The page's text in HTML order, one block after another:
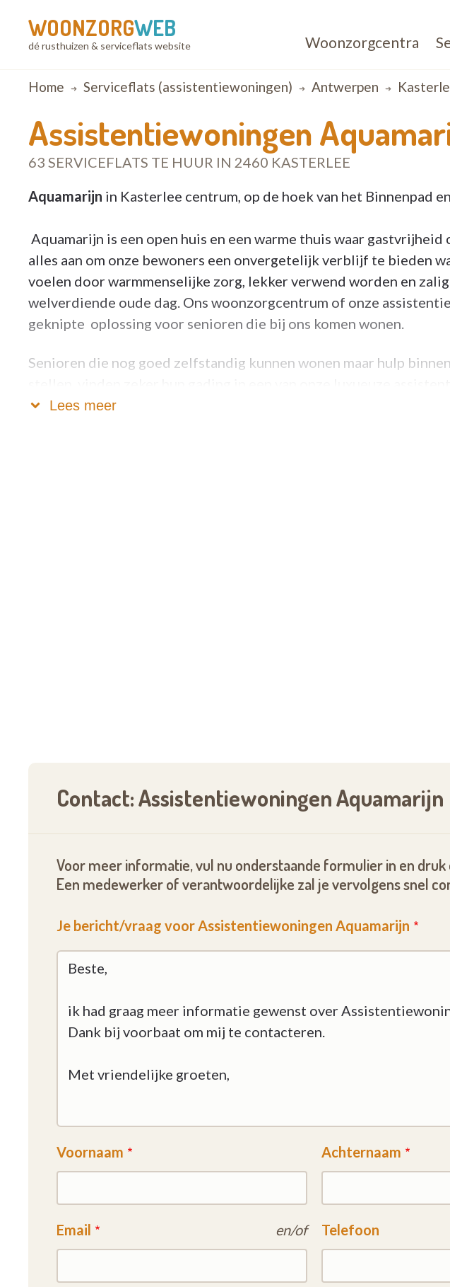
WOONZORGWEB
dé rusthuizen & serviceflats website Woonzorgcentra
Breadcrumb
Home Serviceflats (assistentiewoningen) Antwerpen
Assistentiewoningen
63 SERVICEFLATS TE HUUR IN 2460 KASTERLEE
Aquamarijn in Kasterlee centrum, op de hoek van het Binnenpad
Aquamarijn is een open huis en een warme thuis waar
alles aan om onze bewoners een onvergetelijk verblijf te bieden
voelen door warmmenselijke zorg, lekker verwend worden en
welverdiende oude dag. Ons woonzorgcentrum of onze
geknipte oplossing voor senioren die bij ons komen wonen.
Senioren die nog goed zelfstandig kunnen wonen maar hulp
serviceflats die standaard uitgerust zijn met :
ervaren en goed opgeleide medewerkers. Onze senioren wonen
omgeving waar ze snel de eerste zorgen kunnen krijgen indien dat
Wanneer de zorgbehoefte stijgt en een opname in het
de bewoner van de assistentiewoning voorrang op de wachtlijst
Lees meer
Contact: Assistentiewoningen Aquamarijn
Voor meer informatie, vul nu onderstaande formulier in en druk
Een medewerker of verantwoordelijke zal je vervolgens snel
Je bericht/vraag voor Assistentiewoningen Aquamarijn
Voornaam Achternaam
Email en/of Telefoon